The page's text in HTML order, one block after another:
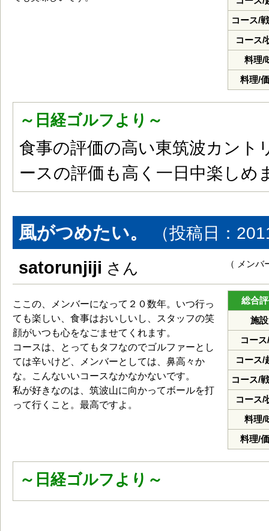
コース/
コース/
料理/
料理/
～日経ゴルフより～
食事の評価の高い東筑波カント
ースの評価も高く一日中楽しめ
風がつめたい。
（投稿日：
satorunjiji さん （ メン
ここの、メンバーになって２０数年。いつ行っ
ても楽しい、食事はおいしいし、スタッフの笑
顔がいつも心をなごませてくれます。
コースは、とってもタフなのでゴルファーとし
ては辛いけど、メンバーとしては、鼻高々か
な。こんないいコースなかなかないです。
私が好きなのは、筑波山に向かってボールを打
って行くこと。最高ですよ。
総合
施設
コー
コース/
コース/
コース/
料理/
料理/
～日経ゴルフより～